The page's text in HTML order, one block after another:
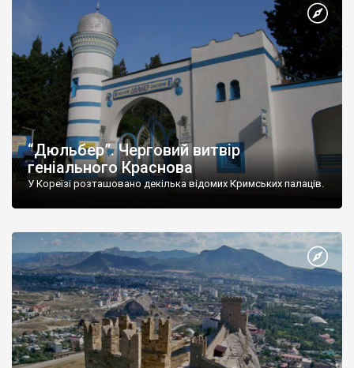
“Дюльбер”. Черговий витвір
геніального Краснова
У Кореїзі розташовано декілька відомих Кримських палаців.